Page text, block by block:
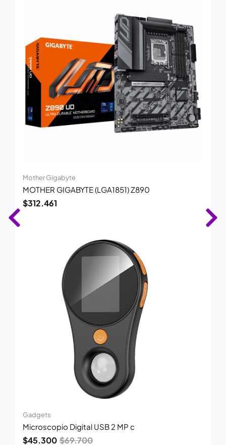
Mother Gigabyte
MOTHER GIGABYTE (LGA1851) Z890
$312.461
Gadgets
Microscopio Digital USB 2 MP c
$69.700
$45.300